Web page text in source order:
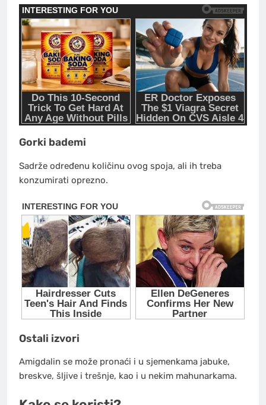
Gorki bademi
Sadrže određenu količinu ovog spoja, ali ih treba
konzumirati oprezno.
Ostali izvori
Amigdalin se može pronaći i u sjemenkama jabuke,
breskve, šljive i trešnje, kao i u nekim mahunarkama.